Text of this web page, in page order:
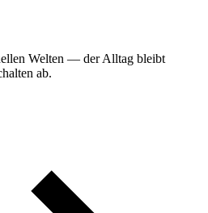
Welten — der Alltag bleibt
ab.